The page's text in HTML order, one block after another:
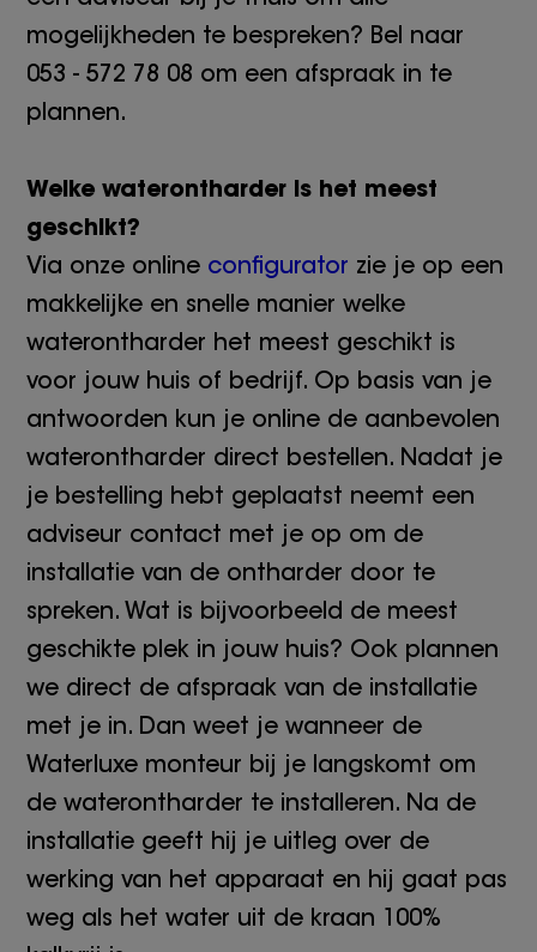
mogelijkheden te bespreken? Bel naar
053 - 572 78 08 om een afspraak in te
plannen.
Welke waterontharder is het meest
geschikt?
Via onze online configurator zie je op een
makkelijke en snelle manier welke
waterontharder het meest geschikt is
voor jouw huis of bedrijf. Op basis van je
antwoorden kun je online de aanbevolen
waterontharder direct bestellen. Nadat je
je bestelling hebt geplaatst neemt een
adviseur contact met je op om de
installatie van de ontharder door te
spreken. Wat is bijvoorbeeld de meest
geschikte plek in jouw huis? Ook plannen
we direct de afspraak van de installatie
met je in. Dan weet je wanneer de
Waterluxe monteur bij je langskomt om
de waterontharder te installeren. Na de
installatie geeft hij je uitleg over de
werking van het apparaat en hij gaat pas
weg als het water uit de kraan 100%